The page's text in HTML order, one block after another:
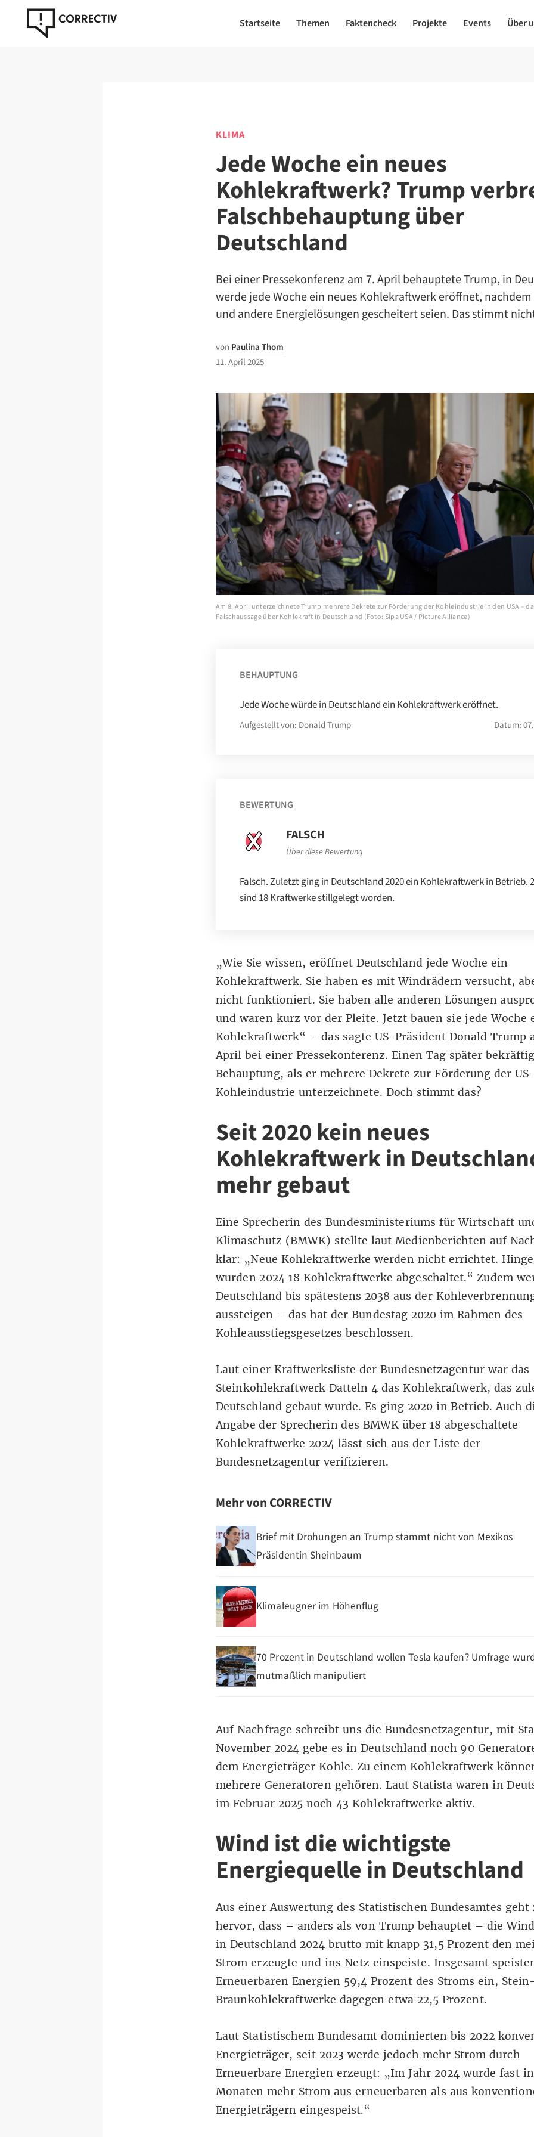
Startseite Themen Faktencheck Projekte Events Über
KLIMA
Jede Woche ein neues
Kohlekraftwerk? Trump
Falschbehauptung über
Deutschland
Bei einer Pressekonferenz am 7. April behauptete Trump, in
werde jede Woche ein neues Kohlekraftwerk eröffnet,
und andere Energielösungen gescheitert seien. Das stimmt
von Paulina Thom
11. April 2025
Am 8. April unterzeichnete Trump mehrere Dekrete zur Förderung der Kohleindustrie in den USA –
Falschaussage über Kohlekraft in Deutschland (Foto: Sipa USA / Picture Alliance)
BEHAUPTUNG
Jede Woche würde in Deutschland ein Kohlekraftwerk eröffnet.
Aufgestellt von: Donald Trump Datum:
BEWERTUNG
FALSCH
Über diese Bewertung
Falsch. Zuletzt ging in Deutschland 2020 ein Kohlekraftwerk in Betrieb.
sind 18 Kraftwerke stillgelegt worden.
„Wie Sie wissen, eröffnet Deutschland jede Woche ein
Kohlekraftwerk. Sie haben es mit Windrädern versucht,
nicht funktioniert. Sie haben alle anderen Lösungen
und waren kurz vor der Pleite. Jetzt bauen sie jede Woche
Kohlekraftwerk“ – das sagte US-Präsident Donald Trump
April bei einer Pressekonferenz. Einen Tag später
Behauptung, als er mehrere Dekrete zur Förderung der US-
Kohleindustrie unterzeichnete. Doch stimmt das?
Seit 2020 kein neues
Kohlekraftwerk in
mehr gebaut
Eine Sprecherin des Bundesministeriums für Wirtschaft
Klimaschutz (BMWK) stellte laut Medienberichtenauf
klar: „Neue Kohlekraftwerke werden nicht errichtet.
wurden 2024 18 Kohlekraftwerke abgeschaltet.“ Zudem
Deutschland bis spätestens 2038 aus der
aussteigen – das hat derBundestag 2020 im Rahmen des
Kohleausstiegsgesetzes beschlossen.
Laut einer Kraftwerksliste der Bundesnetzagentur war das
Steinkohlekraftwerk Datteln 4 das Kohlekraftwerk, das
Deutschland gebaut wurde. Es ging 2020 in Betrieb. Auch
Angabe der Sprecherin des BMWK über 18 abgeschaltete
Kohlekraftwerke 2024 lässt sich aus der Liste der
Bundesnetzagentur verifizieren.
Mehr von CORRECTIV
Brief mit Drohungen an Trump stammt nicht von Mexikos
Präsidentin Sheinbaum
Klimaleugner im Höhenflug
70 Prozent in Deutschland wollen Tesla kaufen? Umfrage
mutmaßlich manipuliert
Auf Nachfrage schreibt uns die Bundesnetzagentur, mit
November 2024 gebe es in Deutschland noch 90
dem Energieträger Kohle. Zu einem Kohlekraftwerk
mehrere Generatoren gehören. Laut Statista waren in
im Februar 2025 noch 43 Kohlekraftwerke aktiv.
Wind ist die wichtigste
Energiequelle in Deutschland
Aus einerAuswertung des Statistischen Bundesamtes geht
hervor, dass – anders als von Trump behauptet – die
in Deutschland 2024 brutto mit knapp 31,5 Prozent den
Strom erzeugte und ins Netz einspeiste. Insgesamt
Erneuerbaren Energien 59,4 Prozent des Stroms ein,
Braunkohlekraftwerke dagegen etwa 22,5 Prozent.
Laut Statistischem Bundesamt dominierten bis 2022
Energieträger, seit 2023 werde jedoch mehr Strom durch
Erneuerbare Energien erzeugt: „Im Jahr 2024 wurde fast
Monaten mehr Strom aus erneuerbaren als aus
Energieträgern eingespeist.“